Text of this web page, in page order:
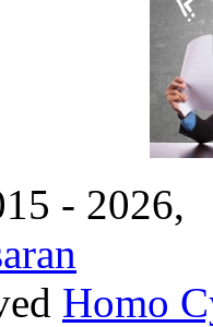
- 2026,
Homo